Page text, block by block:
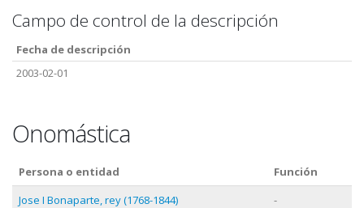
Campo de control de la descripción
Fecha de descripción
2003-02-01
Onomástica
Persona o entidad
Función
Jose I Bonaparte, rey (1768-1844)
-